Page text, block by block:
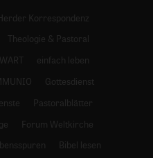
Korrespondenz
Theologie & Pastoral
einfach leben
Gottesdienst
Pastoralblätter
Forum Weltkirche
Bibel lesen